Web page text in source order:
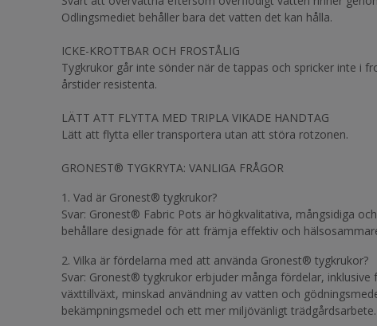
Odlingsmediet behåller bara det vatten det kan hålla.
ICKE-KROTTBAR OCH FROSTÅLIG
Tygkrukor går inte sönder när de tappas och spricker inte i
årstider resistenta.
LÄTT ATT FLYTTA MED TRIPLA VIKADE HANDTAG
Lätt att flytta eller transportera utan att störa rotzonen.
GRONEST® TYGKRYTA: VANLIGA FRÅGOR
1. Vad är Gronest® tygkrukor?
Svar: Gronest® Fabric Pots är högkvalitativa, mångsidiga
behållare designade för att främja effektiv och
2. Vilka är fördelarna med att använda Gronest® tygkrukor?
Svar: Gronest® tygkrukor erbjuder många fördelar, inklusive
växttillväxt, minskad användning av vatten och
bekämpningsmedel och ett mer miljövänligt trädgårdsarbete.